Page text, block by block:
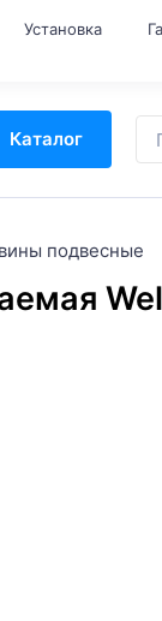
Установка
Каталог
подвесные